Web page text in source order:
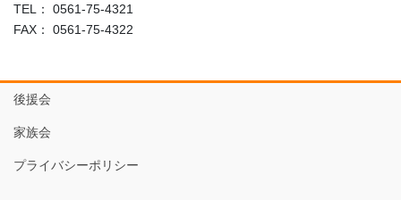
TEL： 0561-75-4321
FAX： 0561-75-4322
後援会
家族会
プライバシーポリシー